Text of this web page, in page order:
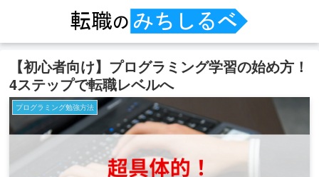
【初心者向け】プログラミング学習の始め方！
4ステップで転職レベルへ
プログラミング勉強方法